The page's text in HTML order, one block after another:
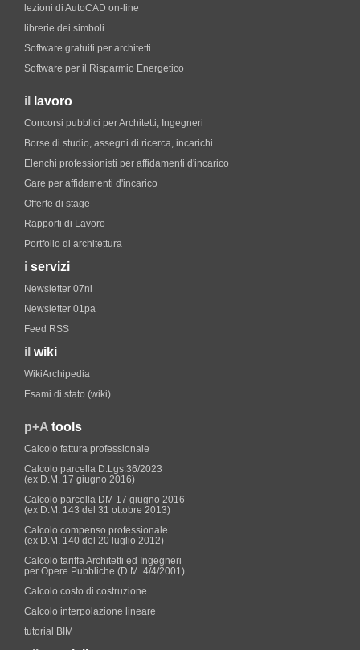
lezioni di AutoCAD on-line
librerie dei simboli
Software gratuiti per architetti
Software per il Risparmio Energetico
il lavoro
Concorsi pubblici per Architetti, Ingegneri
Borse di studio, assegni di ricerca, incarichi
Elenchi professionisti per affidamenti d'incarico
Gare per affidamenti d'incarico
Offerte di stage
Rapporti di Lavoro
Portfolio di architettura
i servizi
Newsletter 07nl
Newsletter 01pa
Feed RSS
il wiki
WikiArchipedia
Esami di stato (wiki)
p+A tools
Calcolo fattura professionale
Calcolo parcella D.Lgs.36/2023
(ex D.M. 17 giugno 2016)
Calcolo parcella DM 17 giugno 2016
(ex D.M. 143 del 31 ottobre 2013)
Calcolo compenso professionale
(ex D.M. 140 del 20 luglio 2012)
Calcolo tariffa Architetti ed Ingegneri
per Opere Pubbliche (D.M. 4/4/2001)
Calcolo costo di costruzione
Calcolo interpolazione lineare
tutorial BIM